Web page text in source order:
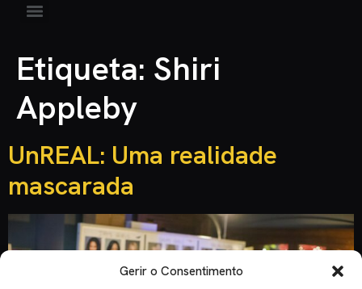
Gerir o Consentimento
Etiqueta: Shiri
Appleby
UnREAL: Uma realidade
mascarada